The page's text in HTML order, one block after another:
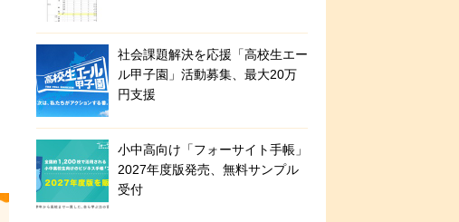
社会課題解決を応援「高校生エー
ル甲子園」活動募集、最大20万
円支援
小中高向け「フォーサイト手帳」
2027年度版発売、無料サンプル
受付